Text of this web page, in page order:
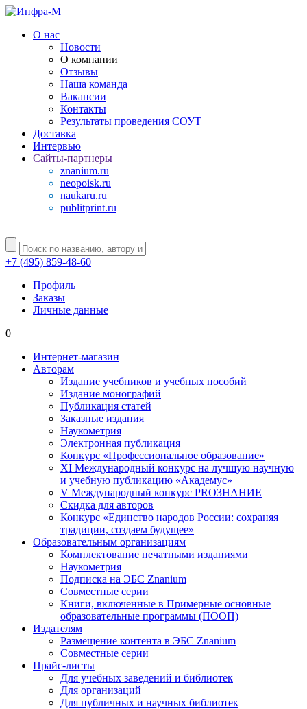
О нас
Новости
О компании
Отзывы
Наша команда
Вакансии
Контакты
Результаты проведения СОУТ
Доставка
Интервью
Сайты-партнеры
znanium.ru
neopoisk.ru
naukaru.ru
publitprint.ru
+7 (495) 859-48-60
Профиль
Заказы
Личные данные
0
Интернет-магазин
Авторам
Издание учебников и учебных пособий
Издание монографий
Публикация статей
Заказные издания
Наукометрия
Электронная публикация
Конкурс «Профессиональное образование»
XI Международный конкурс на лучшую научную
и учебную публикацию «Академус»
V Международный конкурс PROЗНАНИЕ
Скидка для авторов
Конкурс «Единство народов России: сохраняя
традиции, создаем будущее»
Образовательным организациям
Комплектование печатными изданиями
Наукометрия
Подписка на ЭБС Znanium
Совместные серии
Книги, включенные в Примерные основные
образовательные программы (ПООП)
Издателям
Размещение контента в ЭБС Znanium
Совместные серии
Прайс-листы
Для учебных заведений и библиотек
Для организаций
Для публичных и научных библиотек